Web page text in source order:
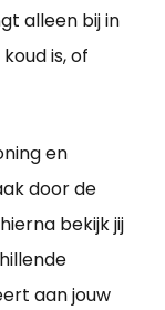
alleen bij in
is, of
en
door de
bekijk jij
aan jouw